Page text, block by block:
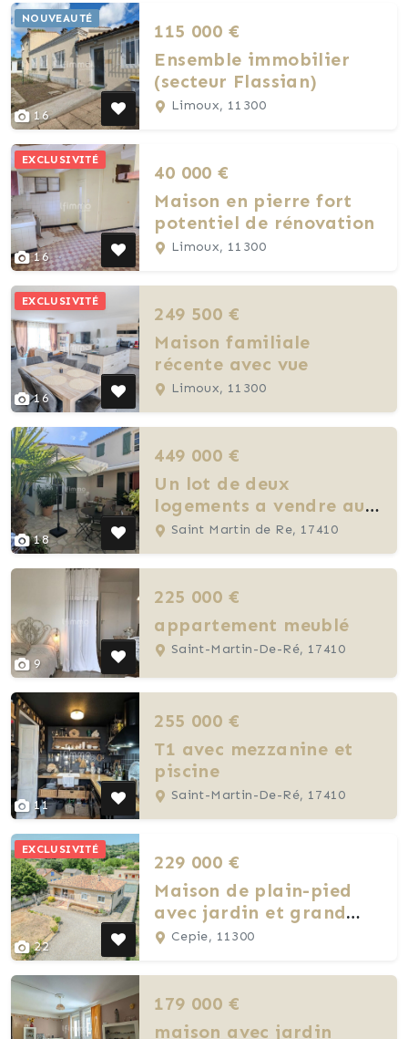
16
NOUVEAUTÉ
115 000 €
Ensemble immobilier
(secteur Flassian)
Limoux, 11300
16
EXCLUSIVITÉ
40 000 €
Maison en pierre fort
potentiel de rénovation
Limoux, 11300
16
EXCLUSIVITÉ
249 500 €
Maison familiale
récente avec vue
Limoux, 11300
18
449 000 €
Un lot de deux
logements a vendre au
bord de mer
Saint Martin de Re, 17410
9
225 000 €
appartement meublé
Saint-Martin-De-Ré, 17410
11
255 000 €
T1 avec mezzanine et
piscine
Saint-Martin-De-Ré, 17410
22
EXCLUSIVITÉ
229 000 €
Maison de plain-pied
avec jardin et grand
garage
Cepie, 11300
179 000 €
maison avec jardin